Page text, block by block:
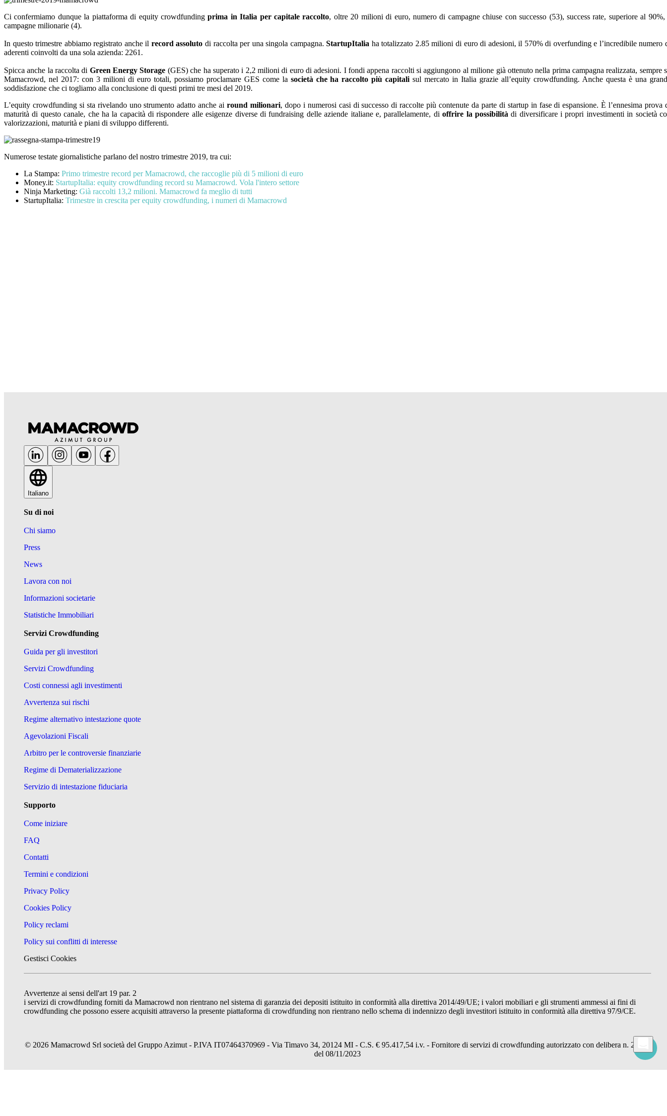
Ci confermiamo dunque la piattaforma di equity crowdfundingprima in Italia per capitale raccolto, oltre 20 milioni di euro, numero di campagne chiuse con successo (53), success rate, superiore al 90%,
campagne milionarie (4).
In questo trimestre abbiamo registrato anche il record assoluto di raccolta per una singola campagna.StartupItalia ha totalizzato 2.85 milioni di euro di adesioni, il 570% di overfunding e l’incredibile numero
aderenti coinvolti da una sola azienda: 2261.
Spicca anche la raccolta di Green Energy Storage (GES) che ha superato i 2,2 milioni di euro di adesioni. I fondi appena raccolti si aggiungono al milione già ottenuto nella prima campagna realizzata, sempre
Mamacrowd, nel 2017: con 3 milioni di euro totali, possiamo proclamare GES come la società che ha raccolto più capitali sul mercato in Italia grazie all’equity crowdfunding. Anche questa è una
soddisfazione che ci togliamo alla conclusione di questi primi tre mesi del 2019.
L’equity crowdfunding si sta rivelando uno strumento adatto anche airound milionari, dopo i numerosi casi di successo di raccolte più contenute da parte di startup in fase di espansione. È l’ennesima prova
maturità di questo canale, che ha la capacità di rispondere alle esigenze diverse di fundraising delle aziende italiane e, parallelamente, dioffrire la possibilità di diversificare i propri investimenti in società
valorizzazioni, maturità e piani di sviluppo differenti.
Numerose testate giornalistiche parlano del nostro trimestre 2019, tra cui:
La Stampa: Primo trimestre record per Mamacrowd, che raccoglie più di 5 milioni di euro
Money.it: StartupItalia: equity crowdfunding record su Mamacrowd. Vola l'intero settore
Ninja Marketing: Già raccolti 13,2 milioni. Mamacrowd fa meglio di tutti
StartupItalia: Trimestre in crescita per equity crowdfunding, i numeri di Mamacrowd
Italiano
Su di noi
Chi siamo
Press
News
Lavora con noi
Informazioni societarie
Statistiche Immobiliari
Servizi Crowdfunding
Guida per gli investitori
Servizi Crowdfunding
Costi connessi agli investimenti
Avvertenza sui rischi
Regime alternativo intestazione quote
Agevolazioni Fiscali
Arbitro per le controversie finanziarie
Regime di Dematerializzazione
Servizio di intestazione fiduciaria
Supporto
Come iniziare
FAQ
Contatti
Termini e condizioni
Privacy Policy
Cookies Policy
Policy reclami
Policy sui conflitti di interesse
Gestisci Cookies
Avvertenze ai sensi dell'art 19 par. 2
i servizi di crowdfunding forniti da Mamacrowd non rientrano nel sistema di garanzia dei depositi istituito in conformità alla direttiva 2014/49/UE; i valori mobiliari e gli strumenti ammessi ai fini di
crowdfunding che possono essere acquisiti attraverso la presente piattaforma di crowdfunding non rientrano nello schema di indennizzo degli investitori istituito in conformità alla direttiva 97/9/CE.
© 2026 Mamacrowd Srl società del Gruppo Azimut - P.IVA IT07464370969 - Via Timavo 34, 20124 MI - C.S. € 95.417,54 i.v. - Fornitore di servizi di crowdfunding autorizzato con delibera n. 22876
del 08/11/2023